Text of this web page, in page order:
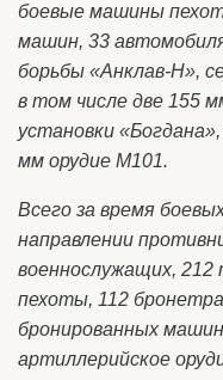
боевые машины
машин, 33
борьбы «Анклав-Н»,
в том числе две 155
установки
мм орудие М101.
Всего за время
направлении
военнослужащих,
пехоты, 112
бронированных
артиллерийское